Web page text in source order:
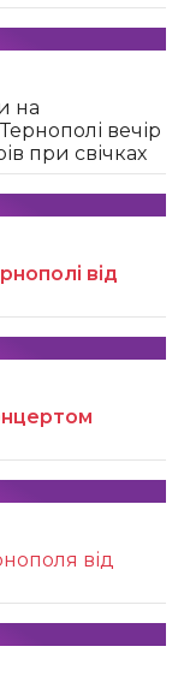
на
вечір
при свічках
від
від